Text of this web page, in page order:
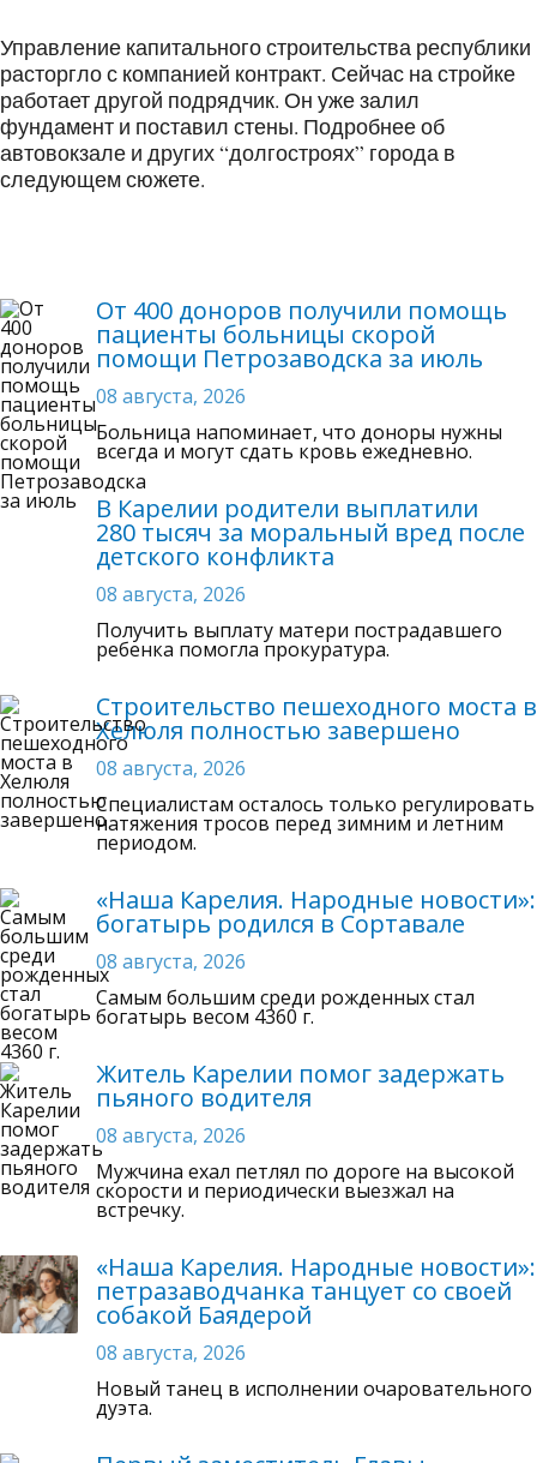
Управление капитального строительства республики
расторгло с компанией контракт. Сейчас на стройке
работает другой подрядчик. Он уже залил
фундамент и поставил стены. Подробнее об
автовокзале и других “долгостроях” города в
следующем сюжете.
От 400 доноров получили помощь
пациенты больницы скорой
помощи Петрозаводска за июль
08 августа, 2026
Больница напоминает, что доноры нужны
всегда и могут сдать кровь ежедневно.
В Карелии родители выплатили
280 тысяч за моральный вред после
детского конфликта
08 августа, 2026
Получить выплату матери пострадавшего
ребенка помогла прокуратура.
Строительство пешеходного моста в
Хелюля полностью завершено
08 августа, 2026
Специалистам осталось только регулировать
натяжения тросов перед зимним и летним
периодом.
«Наша Карелия. Народные новости»:
богатырь родился в Сортавале
08 августа, 2026
Самым большим среди рожденных стал
богатырь весом 4360 г.
Житель Карелии помог задержать
пьяного водителя
08 августа, 2026
Мужчина ехал петлял по дороге на высокой
скорости и периодически выезжал на
встречку.
«Наша Карелия. Народные новости»:
петразаводчанка танцует со своей
собакой Баядерой
08 августа, 2026
Новый танец в исполнении очаровательного
дуэта.